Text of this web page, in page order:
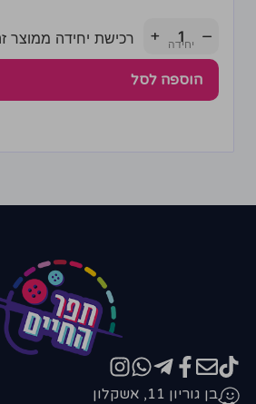
−
+ רכישת יחידה ממוצר זה
הוספה לסל
בן גוריון 11, אשקלון